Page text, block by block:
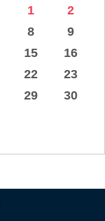
1
2
8
9
15
16
22
23
29
30